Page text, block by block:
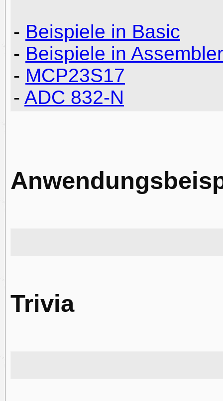
- Beispiele in Basic
- Beispiele in Assembler
- MCP23S17
- ADC 832-N
Trivia